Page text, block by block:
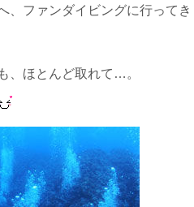
、ファンダイビングに行って
、ほとんど取れて…。